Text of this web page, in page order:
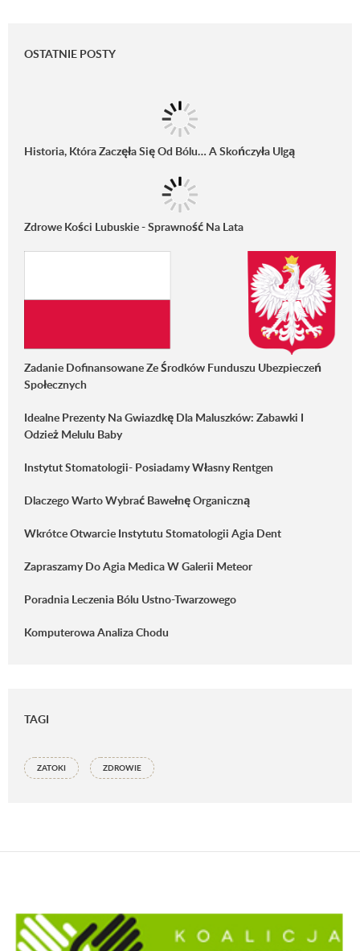
OSTATNIE POSTY
Historia, Która Zaczęła Się Od Bólu… A Skończyła Ulgą
Zdrowe Kości Lubuskie - Sprawność Na Lata
Zadanie Dofinansowane Ze Środków Funduszu Ubezpieczeń
Społecznych
Idealne Prezenty Na Gwiazdkę Dla Maluszków: Zabawki I
Odzież Melulu Baby
Instytut Stomatologii- Posiadamy Własny Rentgen
Dlaczego Warto Wybrać Bawełnę Organiczną
Wkrótce Otwarcie Instytutu Stomatologii Agia Dent
Zapraszamy Do Agia Medica W Galerii Meteor
Poradnia Leczenia Bólu Ustno-Twarzowego
Komputerowa Analiza Chodu
TAGI
ZATOKI ZDROWIE